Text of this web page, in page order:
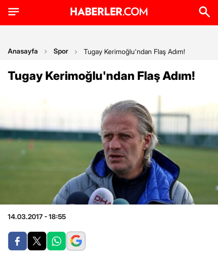
Anasayfa Spor Tugay Kerimoğlu'ndan Flaş Adım!
Tugay Kerimoğlu'ndan Flaş Adım!
14.03.2017 - 18:55